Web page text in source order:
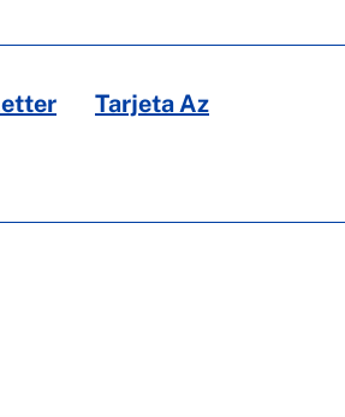
Tarjeta Az